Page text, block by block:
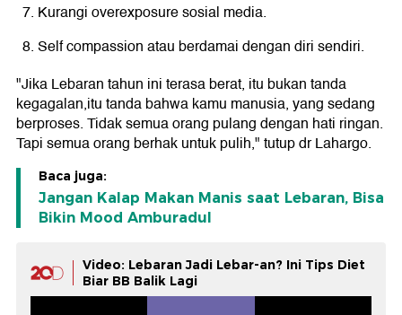
Kurangi overexposure sosial media.
Self compassion atau berdamai dengan diri sendiri.
"Jika Lebaran tahun ini terasa berat, itu bukan tanda
kegagalan,itu tanda bahwa kamu manusia, yang sedang
berproses. Tidak semua orang pulang dengan hati ringan.
Tapi semua orang berhak untuk pulih," tutup dr Lahargo.
Baca juga:
Jangan Kalap Makan Manis saat Lebaran, Bisa
Bikin Mood Amburadul
Video: Lebaran Jadi Lebar-an? Ini Tips Diet
Biar BB Balik Lagi